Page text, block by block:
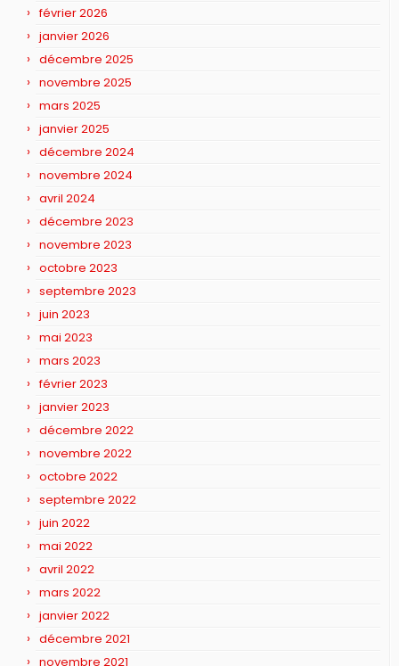
février 2026
janvier 2026
décembre 2025
novembre 2025
mars 2025
janvier 2025
décembre 2024
novembre 2024
avril 2024
décembre 2023
novembre 2023
octobre 2023
septembre 2023
juin 2023
mai 2023
mars 2023
février 2023
janvier 2023
décembre 2022
novembre 2022
octobre 2022
septembre 2022
juin 2022
mai 2022
avril 2022
mars 2022
janvier 2022
décembre 2021
novembre 2021